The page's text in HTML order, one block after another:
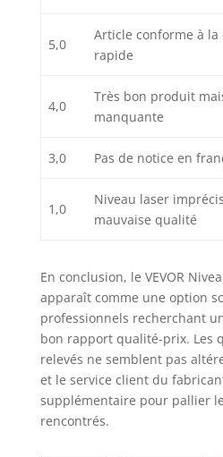
;
des
5,0
Article conforme à
rapide
4,0
Très bon produit
manquante
3,0 Pas de notice en
1,0
Niveau laser
mauvaise qualité
En conclusion, le VEVOR
apparaît comme une option
professionnels recherchant
bon rapport qualité-prix. Les
relevés ne semblent pas
et le service client du
supplémentaire pour pallier
rencontrés.